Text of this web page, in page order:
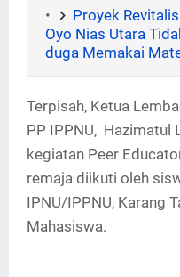
Proyek
Oyo Nias Utara
duga Memakai
Terpisah, Ketua
PP IPPNU, Hazimatul
kegiatan Peer
remaja diikuti oleh
IPNU/IPPNU, Karang
Mahasiswa.